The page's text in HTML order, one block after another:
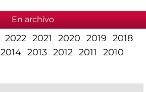
En archivo
2022 2021 2020 2019 2018
2014 2013 2012 2011
2010